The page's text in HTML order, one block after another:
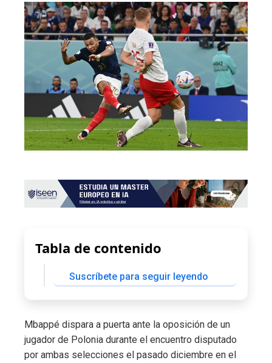
Tabla de contenido
Suscríbete para seguir leyendo
Mbappé dispara a puerta ante la oposición de un
jugador de Polonia durante el encuentro disputado
por ambas selecciones el pasado diciembre en el